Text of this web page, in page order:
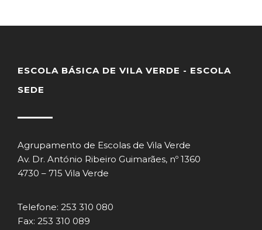
ESCOLA BÁSICA DE VILA VERDE - ESCOLA
SEDE
Agrupamento de Escolas de Vila Verde
Av. Dr. António Ribeiro Guimarães, nº 1360
4730 – 715 Vila Verde
Telefone: 253 310 080
Fax: 253 310 089